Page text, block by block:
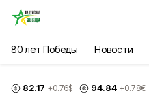
80 лет Победы Новости
82.17 +0.76$ 94.84 +0.78€